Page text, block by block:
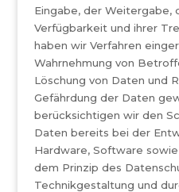
Eingabe, der Weitergabe,
Verfügbarkeit und ihrer
haben wir Verfahren
Wahrnehmung von
Löschung von Daten und
Gefährdung der Daten
berücksichtigen wir den
Daten bereits bei der
Hardware, Software
dem Prinzip des
Technikgestaltung und